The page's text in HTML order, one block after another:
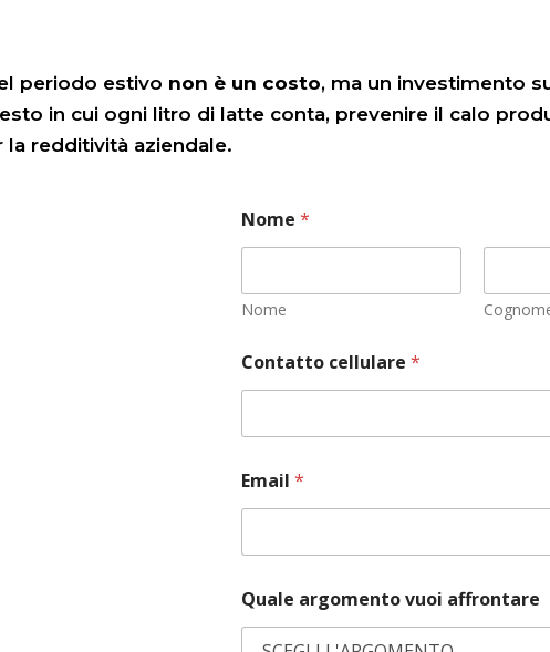
periodo estivo non è un costo, ma un investimento
in cui ogni litro di latte conta, prevenire il calo
la redditività aziendale.
Nome*
Nome
Contatto cellulare*
Email*
Quale argomento vuoi affrontare